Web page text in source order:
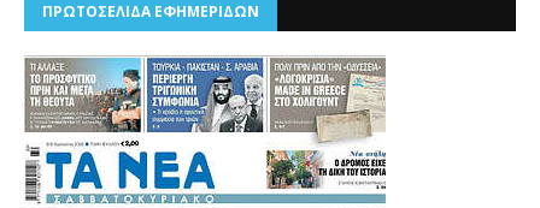
ΠΡΩΤΟΣΕΛΙΔΑ ΕΦΗΜΕΡΙΔΩΝ